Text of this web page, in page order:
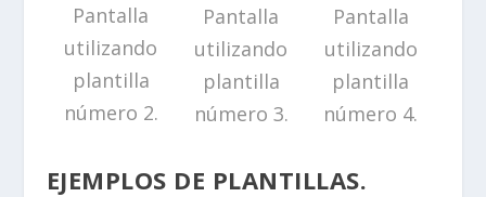
Pantalla
utilizando
plantilla
número 2.
Pantalla
utilizando
plantilla
número 3.
Pantalla
utilizando
plantilla
número 4.
EJEMPLOS DE PLANTILLAS.